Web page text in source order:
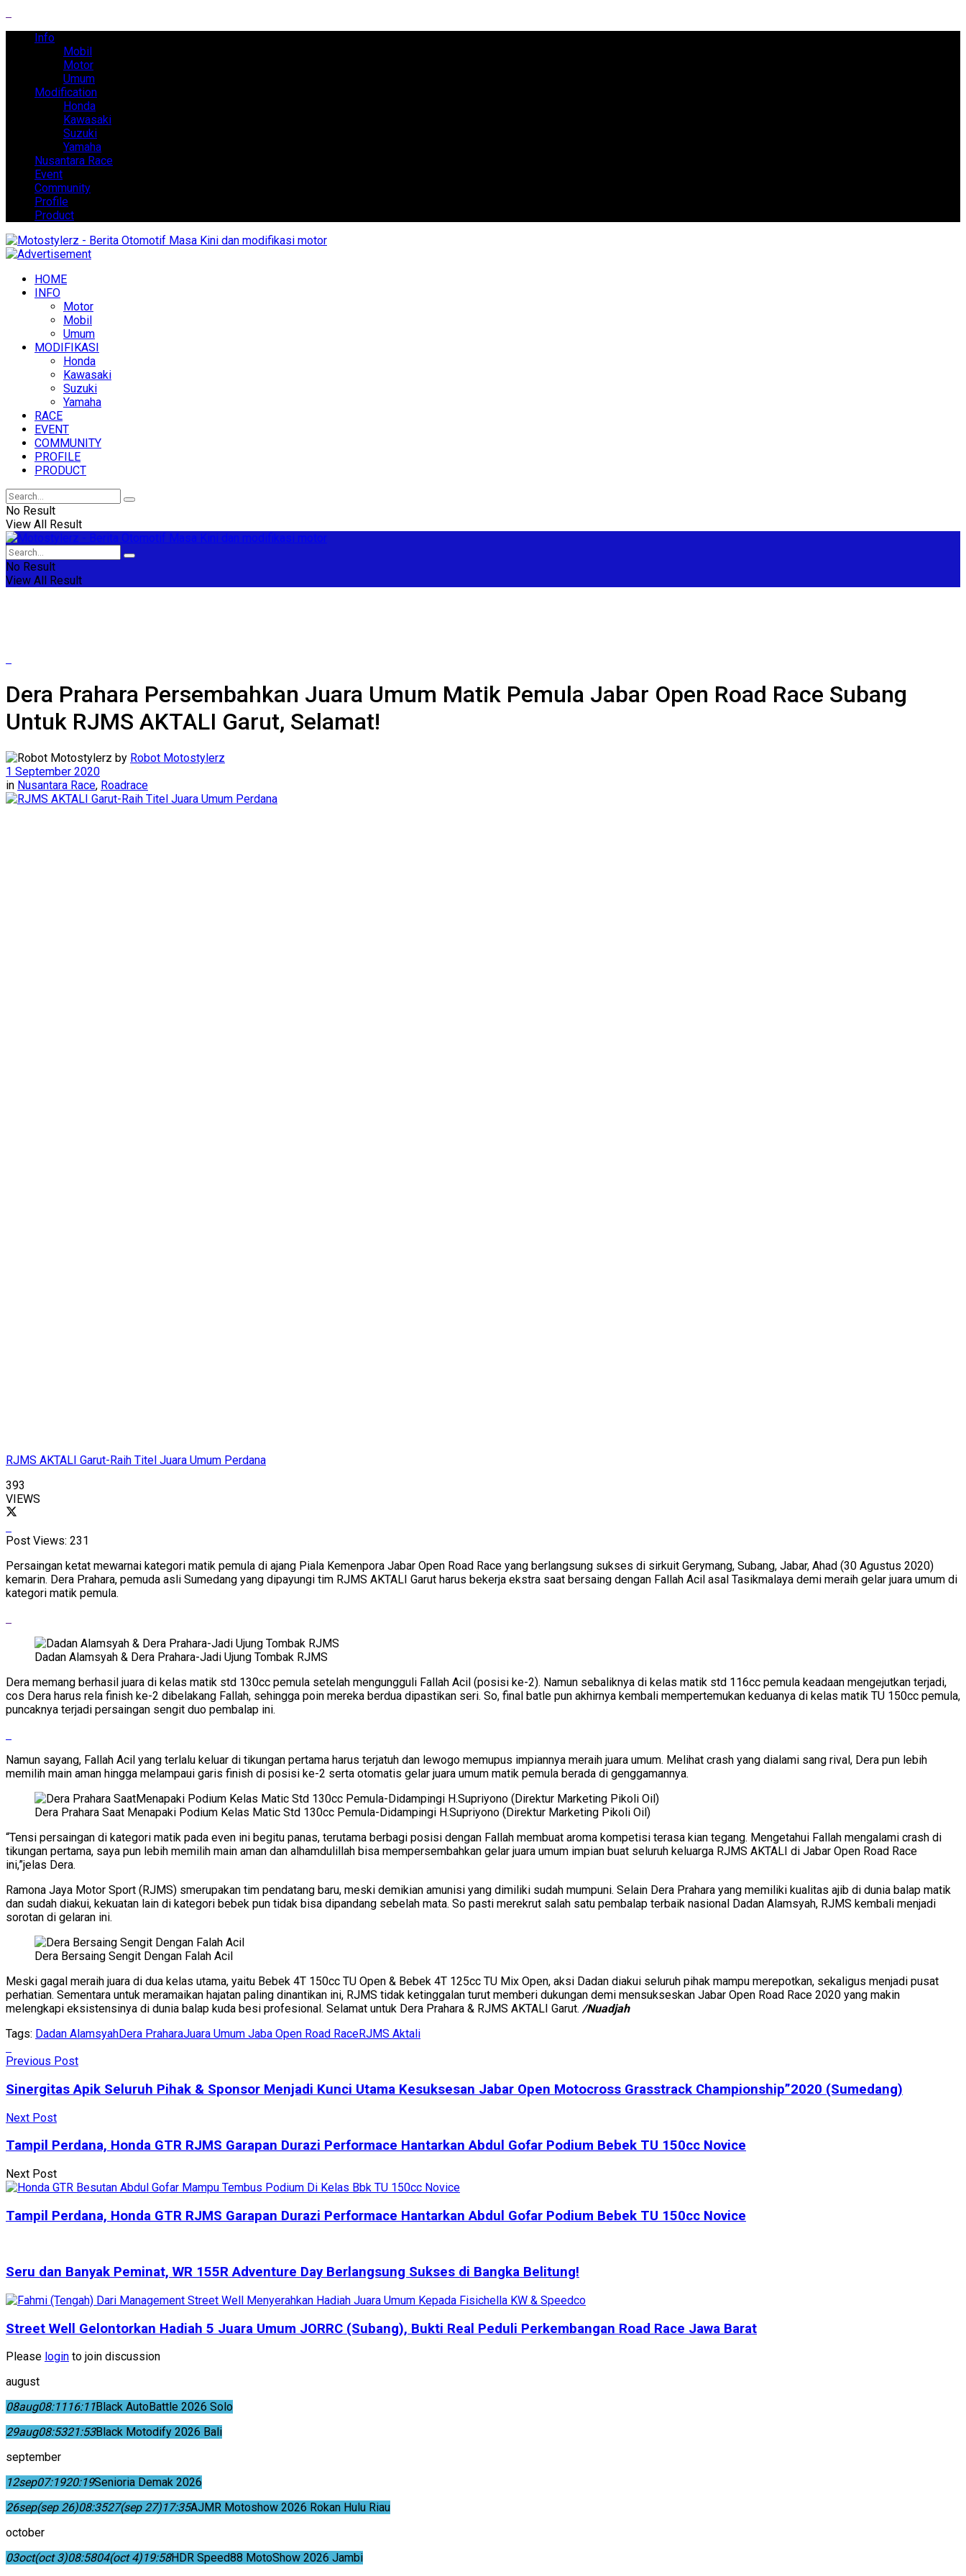
Info
Mobil
Motor
Umum
Modification
Honda
Kawasaki
Suzuki
Yamaha
Nusantara Race
Event
Community
Profile
Product
HOME
INFO
Motor
Mobil
Umum
MODIFIKASI
Honda
Kawasaki
Suzuki
Yamaha
RACE
EVENT
COMMUNITY
PROFILE
PRODUCT
No Result
View All Result
No Result
View All Result
Dera Prahara Persembahkan Juara Umum Matik Pemula Jabar Open Road Race Subang
Untuk RJMS AKTALI Garut, Selamat!
by Robot Motostylerz
1 September 2020
in Nusantara Race, Roadrace
RJMS AKTALI Garut-Raih Titel Juara Umum Perdana
393
VIEWS
Post Views: 231
Persaingan ketat mewarnai kategori matik pemula di ajang Piala Kemenpora Jabar Open Road Race yang berlangsung sukses di sirkuit Gerymang, Subang, Jabar, Ahad (30 Agustus 2020)
kemarin. Dera Prahara, pemuda asli Sumedang yang dipayungi tim RJMS AKTALI Garut harus bekerja ekstra saat bersaing dengan Fallah Acil asal Tasikmalaya demi meraih gelar juara umum di
kategori matik pemula.
Dadan Alamsyah & Dera Prahara-Jadi Ujung Tombak RJMS
Dera memang berhasil juara di kelas matik std 130cc pemula setelah mengungguli Fallah Acil (posisi ke-2). Namun sebaliknya di kelas matik std 116cc pemula keadaan mengejutkan terjadi,
cos Dera harus rela finish ke-2 dibelakang Fallah, sehingga poin mereka berdua dipastikan seri. So, final batle pun akhirnya kembali mempertemukan keduanya di kelas matik TU 150cc pemula,
puncaknya terjadi persaingan sengit duo pembalap ini.
Namun sayang, Fallah Acil yang terlalu keluar di tikungan pertama harus terjatuh dan lewogo memupus impiannya meraih juara umum. Melihat crash yang dialami sang rival, Dera pun lebih
memilih main aman hingga melampaui garis finish di posisi ke-2 serta otomatis gelar juara umum matik pemula berada di genggamannya.
Dera Prahara Saat Menapaki Podium Kelas Matic Std 130cc Pemula-Didampingi H.Supriyono (Direktur Marketing Pikoli Oil)
“Tensi persaingan di kategori matik pada even ini begitu panas, terutama berbagi posisi dengan Fallah membuat aroma kompetisi terasa kian tegang. Mengetahui Fallah mengalami crash di
tikungan pertama, saya pun lebih memilih main aman dan alhamdulillah bisa mempersembahkan gelar juara umum impian buat seluruh keluarga RJMS AKTALI di Jabar Open Road Race
ini,”jelas Dera.
Ramona Jaya Motor Sport (RJMS) smerupakan tim pendatang baru, meski demikian amunisi yang dimiliki sudah mumpuni. Selain Dera Prahara yang memiliki kualitas ajib di dunia balap matik
dan sudah diakui, kekuatan lain di kategori bebek pun tidak bisa dipandang sebelah mata. So pasti merekrut salah satu pembalap terbaik nasional Dadan Alamsyah, RJMS kembali menjadi
sorotan di gelaran ini.
Dera Bersaing Sengit Dengan Falah Acil
Meski gagal meraih juara di dua kelas utama, yaitu Bebek 4T 150cc TU Open & Bebek 4T 125cc TU Mix Open, aksi Dadan diakui seluruh pihak mampu merepotkan, sekaligus menjadi pusat
perhatian. Sementara untuk meramaikan hajatan paling dinantikan ini, RJMS tidak ketinggalan turut memberi dukungan demi mensukseskan Jabar Open Road Race 2020 yang makin
melengkapi eksistensinya di dunia balap kuda besi profesional. Selamat untuk Dera Prahara & RJMS AKTALI Garut. /Nuadjah
Tags: Dadan AlamsyahDera PraharaJuara Umum Jaba Open Road RaceRJMS Aktali
Previous Post
Sinergitas Apik Seluruh Pihak & Sponsor Menjadi Kunci Utama Kesuksesan Jabar Open Motocross Grasstrack Championship”2020 (Sumedang)
Next Post
Tampil Perdana, Honda GTR RJMS Garapan Durazi Performace Hantarkan Abdul Gofar Podium Bebek TU 150cc Novice
Next Post
Tampil Perdana, Honda GTR RJMS Garapan Durazi Performace Hantarkan Abdul Gofar Podium Bebek TU 150cc Novice
Seru dan Banyak Peminat, WR 155R Adventure Day Berlangsung Sukses di Bangka Belitung!
Street Well Gelontorkan Hadiah 5 Juara Umum JORRC (Subang), Bukti Real Peduli Perkembangan Road Race Jawa Barat
Please login to join discussion
august
08aug08:1116:11Black AutoBattle 2026 Solo
29aug08:5321:53Black Motodify 2026 Bali
september
12sep07:1920:19Senioria Demak 2026
26sep(sep 26)08:3527(sep 27)17:35AJMR Motoshow 2026 Rokan Hulu Riau
october
03oct(oct 3)08:5804(oct 4)19:58HDR Speed88 MotoShow 2026 Jambi